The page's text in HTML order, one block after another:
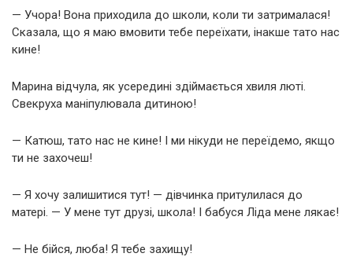
— Учора! Вона приходила до школи, коли ти затрималася!
Сказала, що я маю вмовити тебе переїхати, інакше тато нас
кине!
Марина відчула, як усередині здіймається хвиля люті.
Свекруха маніпулювала дитиною!
— Катюш, тато нас не кине! І ми нікуди не переїдемо, якщо
ти не захочеш!
— Я хочу залишитися тут! — дівчинка притулилася до
матері. — У мене тут друзі, школа! І бабуся Ліда мене лякає!
— Не бійся, люба! Я тебе захищу!